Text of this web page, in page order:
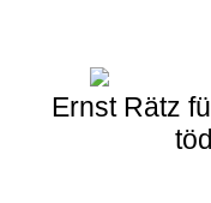
Ernst Rätz